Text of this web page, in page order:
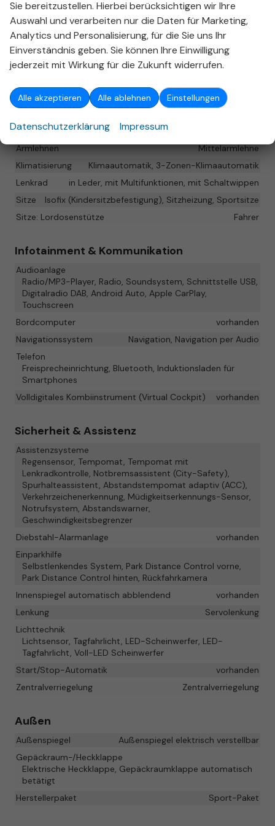
automatischem Notruf, Servolenkung elektro-
mechanisch, Licht- und Regensensor, Tagfahrlicht,
Fahrassistenz-System: Ausweich-Assistent,
Fahrassistenz-System: Müdigkeitserkennung
Start-Stop-Knopf, Start/Stop-Anlage
Innen
Ambiente-Beleuchtung
Armlehnen
Mittelarmlehne
Klimatisierung
Klimaautomatik, 3-Zonen-Klimaautomatik
Lenkrad
in Leder, mit Multifunktionen, mit Schaltwippen
Sitze
Isofix (Kindersitzbefestigung), Sitzheizung, Sportsitze
Sitze: Lordosenstütze
Fahrer
Infotainment & Kommunikation
Audioanlage
Radio/MP3-Player, Radio, Soundsystem, Schnittstelle USB,
Digitalradio DAB, Android Auto, Apple CarPlay,
Touchscreen
Bordcomputer
vorhanden
Navigationssystem
Navigation, Navigation per Audio
Telefon
Freisprecheinrichtung, Bluetooth, Induktionsladen für
Smartphones
Volldigitales Kombiinstrument (Virtual Cockpit)
vorhanden
Sicherheit & Assistenz
Assistenzsysteme
Regensensor, Tempomat, Tempomat mit
Lenkradkontrolle, Notbremsassistent (City-Safety),
Spurhalteassistent, Abstandstempomat adaptiv (ACC),
Verkehrzeichenerkennung, Müdigkeitserkennungs-Sensor,
Notrufsystem, Abstandswarner,
Geschwindigkeitsbegrenzer
Diebstahl-Alarmanlage
vorhanden
Einparkhilfe
Selbstlenkendes System, Park Distance Control vorne,
Park Distance Control hinten, Rückfahrkamera
Innenspiegel automatisch abblendend
vorhanden
Lenkung
Servolenkung
Lichttechnik
Lichtsensor, Tagfahrlicht, LED-Scheinwerfer, LED-
Tagfahrlicht, Voll-LED Scheinwerfer
Start/Stop-Automatik
vorhanden
Zentralverriegelung
Zentralverriegelung
Außen
Außenspiegel
Außenspiegel elektrisch verstellbar
Gepäckraum-/Heckklappe
Elektrische Heckklappe, Gepäckraumklappe automatisch
betätigt
Herstellerpaket
Sport-Paket
Sie bereitzustellen. Hierbei berücksichtigen wir Ihre
Auswahl und verarbeiten nur die Daten für Marketing,
Analytics und Personalisierung, für die Sie uns Ihr
Einverständnis geben. Sie können Ihre Einwilligung
jederzeit mit Wirkung für die Zukunft widerrufen.
Alle akzeptieren Alle ablehnen Einstellungen
Datenschutzerklärung Impressum